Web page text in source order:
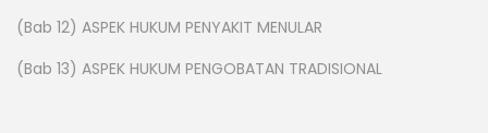
(Bab 12) ASPEK HUKUM PENYAKIT MENULAR
(Bab 13) ASPEK HUKUM PENGOBATAN TRADISIONAL